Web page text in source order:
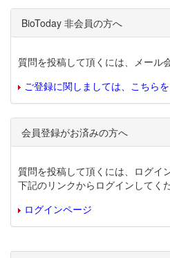
BioToday 非会員の方へ
質問を投稿して頂くには、メール
ご登録に関しましては、こちらを
会員登録がお済みの方へ
質問を投稿して頂くには、ログイ
下記のリンクからログインしてく
ログインページ